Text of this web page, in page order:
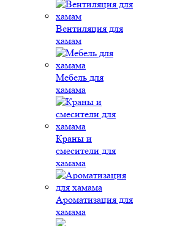
Вентиляция для
хамам
Мебель для
хамама
Краны и
смесители для
хамама
Ароматизация для
хамама